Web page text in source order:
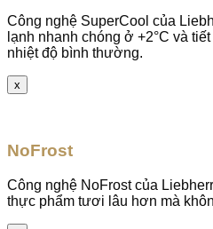
Công nghệ SuperCool của
lạnh nhanh chóng ở +2°C và
nhiệt độ bình thường.
x
NoFrost
Công nghệ NoFrost của
thực phẩm tươi lâu hơn mà